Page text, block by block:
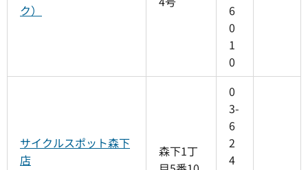
ク）
6
0
1
0
サイクルスポット森下
店
森下1丁
0
3-
6
2
4